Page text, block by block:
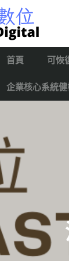
首頁 可恢
企業核心系統健